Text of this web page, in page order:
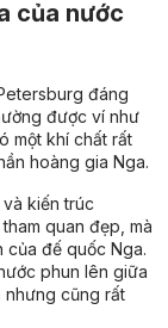
của nước
đáng
được ví như
một khí chất rất
hoàng gia Nga.
kiến trúc
quan đẹp, mà
của đế quốc Nga.
phun lên giữa
nhưng cũng rất